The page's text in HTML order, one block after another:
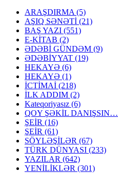
ARAŞDIRMA (5)
AŞIQ SƏNƏTİ (21)
BAŞ YAZI (551)
E-KİTAB (2)
ƏDƏBİ GÜNDƏM (9)
ƏDƏBİYYAT (19)
HEKAYƏ (6)
HEKAYƏ (1)
İCTİMAİ (218)
İLK ADDIM (2)
Kateqoriyasız (6)
QOY ŞƏKİL DANIŞSIN…
ŞEİR (16)
ŞEİR (61)
SÖYLƏŞİLƏR (67)
TÜRK DÜNYASI (233)
YAZILAR (642)
YENİLİKLƏR (301)